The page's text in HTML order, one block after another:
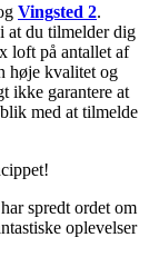
Vingsted 2.
at du tilmelder dig
loft på antallet af
høje kvalitet og
ikke garantere at
med at tilmelde
spredt ordet om
oplevelser